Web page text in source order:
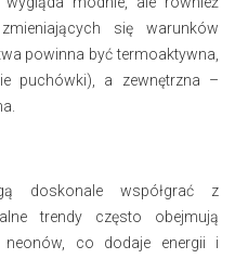
się warunków
powinna być termoaktywna,
puchówki), a zewnętrzna –
doskonale współgrać z
trendy często obejmują
co dodaje energii i